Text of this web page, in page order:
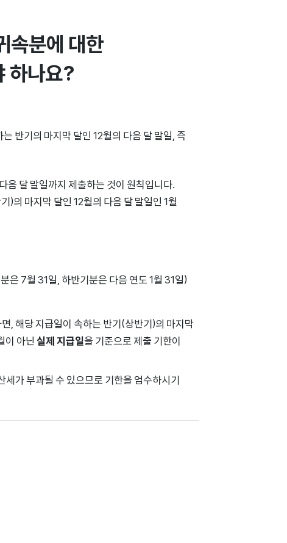
속분에 대한
하나요?
반기의 마지막 달인 12월의 다음 달 말일, 즉
음 달 말일까지 제출하는 것이 원칙입니다.
)의 마지막 달인 12월의 다음 달 말일인 1월
은 7월 31일, 하반기분은 다음 연도 1월 31일)
, 해당 지급일이 속하는 반기(상반기)의 마지막
이 아닌실제 지급일을 기준으로 제출 기한이
가 부과될 수 있으므로 기한을 엄수하시기